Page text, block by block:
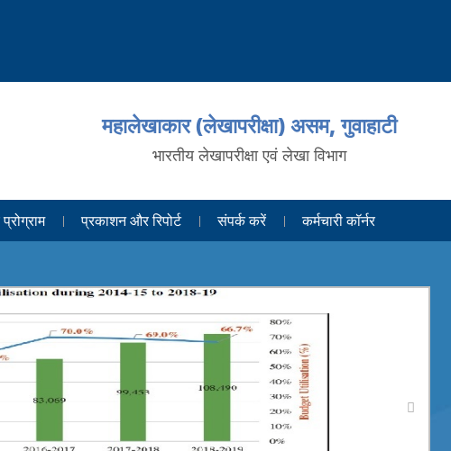
महालेखाकार (लेखापरीक्षा) असम, गुवाहाटी
भारतीय लेखापरीक्षा एवं लेखा विभाग
प्रकाशन और रिपोर्ट संपर्क करें कर्मचारी कॉर्नर